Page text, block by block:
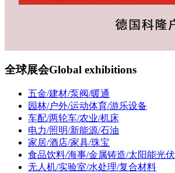
全球展会Global exhibitions
五金/建材/泵阀/暖通
园林/户外/运动体育/游乐设备
车配/两轮车/农业/机床
电力/照明/新能源/石油
家居/酒店/家具/珠宝
食品饮料/海事/金属铸造/太阳能光伏
无人机/实验室/水处理/复合材料